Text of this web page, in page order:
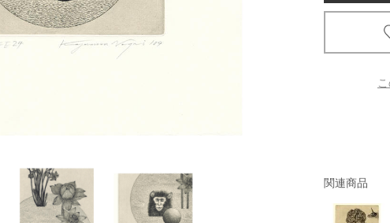
eギフト
蔦屋
広島
関連商品